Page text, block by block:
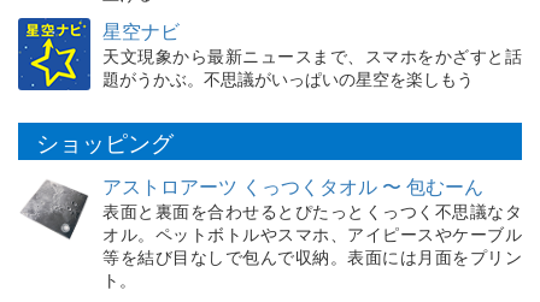
星空ナビ
天文現象から最新ニュースまで、スマホをかざすと話
題がうかぶ。不思議がいっぱいの星空を楽しもう
ショッピング
アストロアーツ くっつくタオル 〜 包むーん
表面と裏面を合わせるとぴたっとくっつく不思議なタ
オル。ペットボトルやスマホ、アイピースやケーブル
等を結び目なしで包んで収納。表面には月面をプリン
ト。